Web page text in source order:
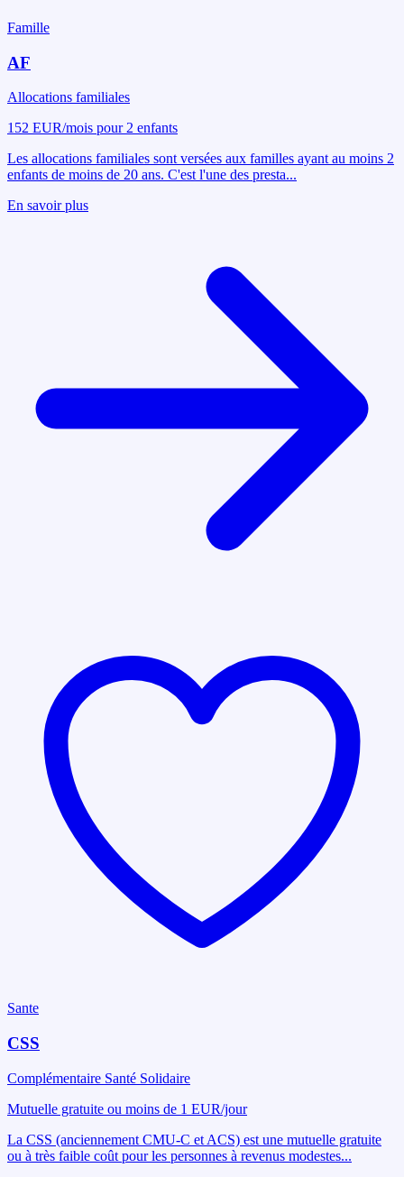
Famille
AF
Allocations familiales
152 EUR/mois pour 2 enfants
Les allocations familiales sont versées aux familles ayant au moins 2
enfants de moins de 20 ans. C'est l'une des presta...
En savoir plus
Sante
CSS
Complémentaire Santé Solidaire
Mutuelle gratuite ou moins de 1 EUR/jour
La CSS (anciennement CMU-C et ACS) est une mutuelle gratuite
ou à très faible coût pour les personnes à revenus modestes...